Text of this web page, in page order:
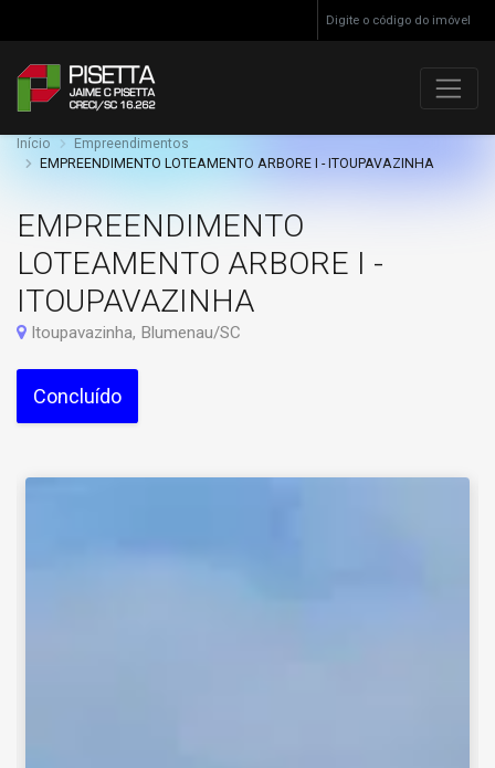
Início
Empreendimentos
EMPREENDIMENTO LOTEAMENTO ARBORE I - ITOUPAVAZINHA
EMPREENDIMENTO
LOTEAMENTO ARBORE I -
ITOUPAVAZINHA
Itoupavazinha, Blumenau/SC
Concluído